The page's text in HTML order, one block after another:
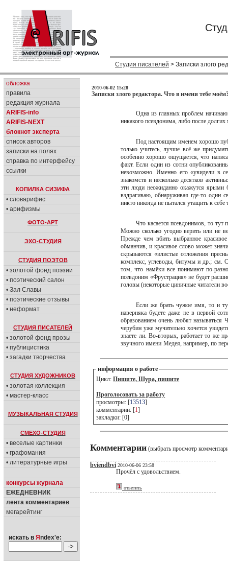
Студия писателей > Записки злого
обложка
правила
редакция журнала
ARIFIS-info
ARIFIS-NEXT
блокнот эксперта
список авторов
записки на полях
справка по интерфейсу
ссылки
КОПИЛКА СИЗИФА
• словарифис
• арифизмы
ФОТО-АРТ
ЭХО-СТУДИЯ
СТУДИЯ ПОЭТОВ
• золотой фонд поэзии
• поэтический салон
• Зал Славы
• поэтические отзывы
• неформат
СТУДИЯ ПИСАТЕЛЕЙ
• золотой фонд прозы
• публицистика
• загадки творчества
СТУДИЯ ХУДОЖНИКОВ
• золотая коллекция
• мастер-класс
МУЗЫКАЛЬНАЯ СТУДИЯ
СМЕХО-СТУДИЯ
• веселые картинки
• графомания
• литературные игры
конкурсы журнала
ЕЖЕДНЕВНИК
лента комментариев
мегарейтинг
искать в Я ndex'е:
2010-06-02 15:28
Записки злого редактора. Что в имени тебе
Одна из главных проблем
никакого псевдонима, либо после
Под настоящим именем хорошо
только учитесь, лучше всё же
особенно хорошо ощущается, что
факт. Если один из сотни
невозможно. Именно его «увидели в
знакомств и несколько десятков
эти люди неожиданно окажутся ярыми
вздрагиваю, обнаруживая где-то один
никто никогда не пытался утащить к
Что касается псевдонимов, то
Можно сколько угодно верить или не
Прежде чем вбить выбранное
обманчив, и красивое слово может
скрываются «илистые отложения
комплекс, углеводы, битумы и др.; см.
том, что намёки все понимают по-
псевдоним «Фрустрация» не будет
головы (некоторые циничные читатели
Если же брать чужое имя, то и
наверняка будете даже не в первой
образованием очень любят называться
черубин уже мучительно хочется
знаете ли. Во-вторых, работает то же
звучного имени Медея, например, по
информация о работе
Цикл:Пишите, Шура, пишите
Проголосовать за работу
просмотры: [13513]
комментарии: [1]
закладки: [0]
Комментарии (выбрать просмотр
bviendbvi 2010-06-06 23:58
Прочёл с удовольствием.
ответить